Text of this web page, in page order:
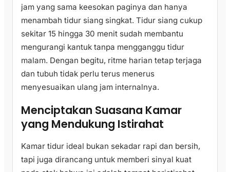
jam yang sama keesokan paginya dan hanya
menambah tidur siang singkat. Tidur siang cukup
sekitar 15 hingga 30 menit sudah membantu
mengurangi kantuk tanpa mengganggu tidur
malam. Dengan begitu, ritme harian tetap terjaga
dan tubuh tidak perlu terus menerus
menyesuaikan ulang jam internalnya.
Menciptakan Suasana Kamar
yang Mendukung Istirahat
Kamar tidur ideal bukan sekadar rapi dan bersih,
tapi juga dirancang untuk memberi sinyal kuat